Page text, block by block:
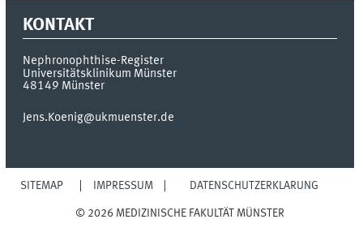
KONTAKT
Nephronophthise-Register
Universitätsklinikum Münster
48149 Münster
Jens.Koenig@ukmuenster.de
SITEMAP IMPRESSUM DATENSCHUTZERKLÄRUNG
© 2026 MEDIZINISCHE FAKULTÄT MÜNSTER